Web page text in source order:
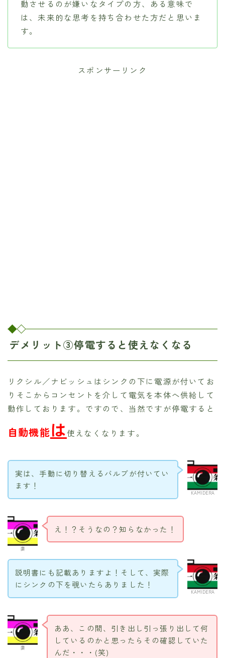
動させるのが嫌いなタイプの方、ある意味で
は、未来的な思考を持ち合わせた方だと思いま
す。
スポンサーリンク
デメリット③停電すると使えなくなる
リクシル／ナビッシュはシンクの下に電源が付いてお
りそこからコンセントを介して電気を本体へ供給して
動作しております。ですので、当然ですが停電すると
自動機能は使えなくなります。
KAMIDERA
実は、手動に切り替えるバルブが付いてい
ます！
妻
え！？そうなの？知らなかった！
KAMIDERA
説明書にも記載ありますよ！そして、実際
にシンクの下を覗いたらありました！
妻
ああ、この間、引き出し引っ張り出して何
しているのかと思ったらその確認していた
んだ・・・(笑)